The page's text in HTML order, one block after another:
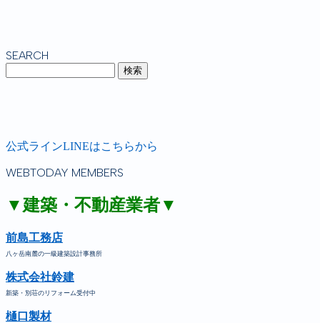
SEARCH
公式ラインLINEはこちらから
WEBTODAY MEMBERS
▼建築・不動産業者▼
前島工務店
八ヶ岳南麓の一級建築設計事務所
株式会社鈴建
新築・別荘のリフォーム受付中
樋口製材